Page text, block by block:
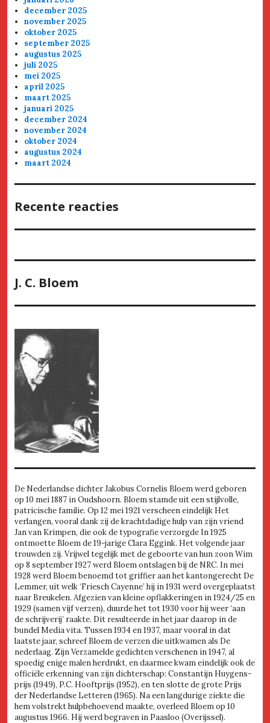
december 2025
november 2025
oktober 2025
september 2025
augustus 2025
juli 2025
mei 2025
april 2025
maart 2025
januari 2025
december 2024
november 2024
oktober 2024
augustus 2024
maart 2024
Recente reacties
J. C. Bloem
De Nederlandse dichter Jakobus Cornelis Bloem werd geboren
op 10 mei 1887 in Oudshoorn. Bloem stamde uit een stijlvolle,
patricische familie. Op 12 mei 1921 verscheen eindelijk Het
verlangen, vooral dank zij de krachtdadige hulp van zijn vriend
Jan van Krimpen, die ook de typografie verzorgde In 1925
ontmoette Bloem de 19-jarige Clara Eggink. Het volgende jaar
trouwden zij. Vrijwel tegelijk met de geboorte van hun zoon Wim
op 8 september 1927 werd Bloem ontslagen bij de NRC. In mei
1928 werd Bloem benoemd tot griffier aan het kantongerecht De
Lemmer, uit welk ‘Friesch Cayenne’ hij in 1931 werd overgeplaatst
naar Breukelen. Afgezien van kleine opflakkeringen in 1924/25 en
1929 (samen vijf verzen), duurde het tot 1930 voor hij weer ‘aan
de schrijverij’ raakte. Dit resulteerde in het jaar daarop in de
bundel Media vita. Tussen 1934 en 1937, maar vooral in dat
laatste jaar, schreef Bloem de verzen die uitkwamen als De
nederlaag. Zijn Verzamelde gedichten verschenen in 1947, al
spoedig enige malen herdrukt, en daarmee kwam eindelijk ook de
officiële erkenning van zijn dichterschap: Constantijn Huygens-
prijs (1949), P.C. Hooftprijs (1952), en ten slotte de grote Prijs
der Nederlandse Letteren (1965). Na een langdurige ziekte die
hem volstrekt hulpbehoevend maakte, overleed Bloem op 10
augustus 1966. Hij werd begraven in Paasloo (Overijssel).